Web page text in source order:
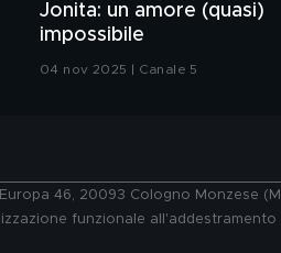
Jonita: un amore (quasi)
impossibile
04 nov 2025 | Canale 5
46, 20093 Cologno Monzese
funzionale all'addestramento